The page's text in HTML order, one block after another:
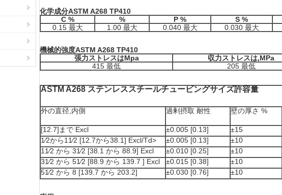
化学成分ASTM A268 TP410
C %
% P % S %
0.15 最大
1.00 最大 0.040 最大 0.030 最大
機械的強度ASTM A268 TP410
張力ストレスはMpa
収力ストレスは,MPa
415 最低
205 最低
ASTM A268 ステンレススチールチュービングサイズ許容量
外の直径,内側 過剰摂取 耐性 壁の厚さ %
[12.7]まで Excl ±0.005 [0.13]
±15
1⁄2から11⁄2 [12.7から38.1] Excl/Td>
±0.005 [0.13] ±10
11⁄2 から 31⁄2 [38.1 から 88.9] Excl
±0.010 [0.25] ±10
31⁄2 から 51⁄2 [88.9 から 139.7 ] Excl
±0.015 [0.38] ±10
51⁄2 から 8 [139.7 から 203.2]
±0.030 [0.76] ±10